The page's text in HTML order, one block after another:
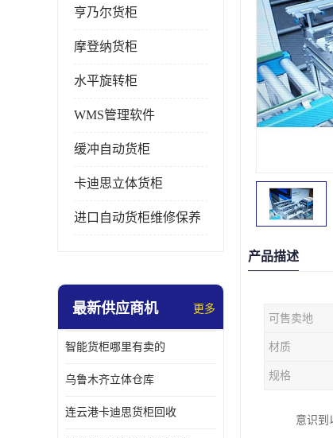
亨乃尔货柜
摩登纳货柜
水平旋转柜
WMS管理软件
缓冲自动货柜
卡迪思立体货柜
进口自动货柜维修保养
最新供应商机 更多
智能货柜哪里有卖的
乌鲁木齐立体仓库
连云港卡迪思货柜回收
产品描述
可售卖地
材质
规格
意识到